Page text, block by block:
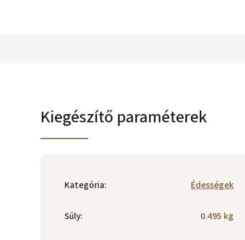
Kiegészítő paraméterek
Kategória: Édességek
Súly: 0.495 kg